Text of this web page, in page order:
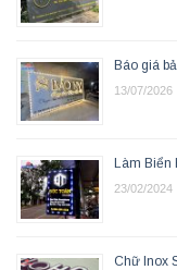
Báo giá
13/07/2026
Làm Biển
23/02/2024
Chữ Inox